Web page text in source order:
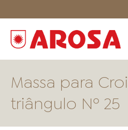
Massa para
triângulo Nº 25